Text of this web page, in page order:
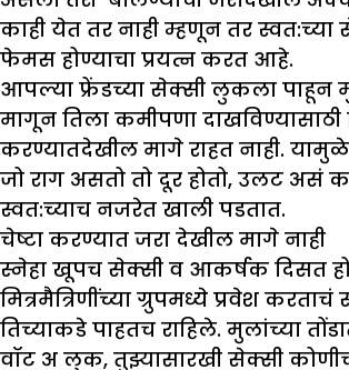
काही येत तर नाही म्हणून तर
फेमस होण्याचा प्रयत्न करत आहे.
आपल्या फ्रेंडच्या सेक्सी लुकला पाहून
मागून तिला कमीपणा दाखविण्यासाठी
करण्यातदेखील मागे राहत नाही.
जो राग असतो तो दूर होतो, उलट असं
स्वत:च्याच नजरेत खाली पडतात.
चेष्टा करण्यात जरा देखील मागे नाही
स्नेहा खूपच सेक्सी व आकर्षक दिसत
मित्रमैत्रिणींच्या ग्रुपमध्ये प्रवेश
तिच्याकडे पाहतच राहिले. मुलांच्या
वॉट अ लुक, तुझ्यासारखी सेक्सी